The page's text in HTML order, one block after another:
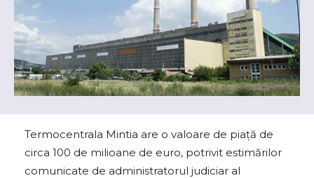
Termocentrala Mintia are o valoare de piață de
circa 100 de milioane de euro, potrivit estimărilor
comunicate de administratorul judiciar al